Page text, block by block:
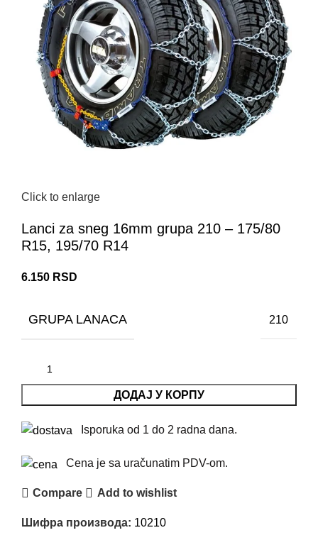
Click to enlarge
Lanci za sneg 16mm grupa 210 – 175/80
R15, 195/70 R14
6.150 RSD
GRUPA LANACA 210
ДОДАЈ У КОРПУ
Isporuka od 1 do 2 radna dana.
Cena je sa uračunatim PDV-om.
Compare Add to wishlist
Шифра производа: 10210